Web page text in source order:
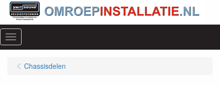
Menu
Chassisdelen